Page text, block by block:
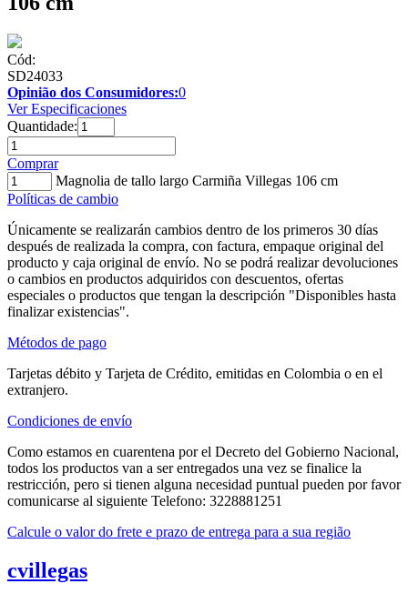
Cód:
SD24033
Opinião dos Consumidores:0
Ver Especificaciones
Quantidade:
Comprar
Magnolia de tallo largo Carmiña Villegas 106 cm
Políticas de cambio
Únicamente se realizarán cambios dentro de los primeros 30 días
después de realizada la compra, con factura, empaque original del
producto y caja original de envío. No se podrá realizar devoluciones
o cambios en productos adquiridos con descuentos, ofertas
especiales o productos que tengan la descripción "Disponibles hasta
finalizar existencias".
Métodos de pago
Tarjetas débito y Tarjeta de Crédito, emitidas en Colombia o en el
extranjero.
Condiciones de envío
Como estamos en cuarentena por el Decreto del Gobierno Nacional,
todos los productos van a ser entregados una vez se finalice la
restricción, pero si tienen alguna necesidad puntual pueden por favor
comunicarse al siguiente Telefono: 3228881251
Calcule o valor do frete e prazo de entrega para a sua região
cvillegas